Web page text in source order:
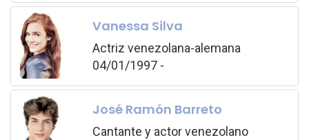
Vanessa Silva
Actriz venezolana-alemana
04/01/1997 -
José Ramón Barreto
Cantante y actor venezolano